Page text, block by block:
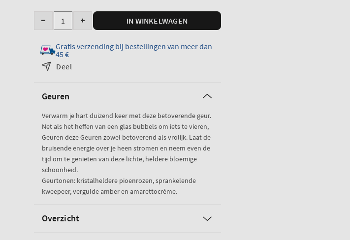
Hoeveelheid
Verminder
hoeveelheid
voor
A
Wishes
Fine
Geuren
Verhoog
hoeveelheid
Fine
Geuren
IN WINKELWAGEN
Gratis verzending bij bestellingen van meer dan
45 €
Deel
Geuren
Verwarm je hart duizend keer met deze betoverende geur.
Net als het heffen van een glas bubbels om iets te vieren,
Geuren deze Geuren zowel betoverend als vrolijk. Laat de
bruisende energie over je heen stromen en neem even de
tijd om te genieten van deze lichte, heldere bloemige
schoonheid.
Geurtonen: kristalheldere pioenrozen, sprankelende
kweepeer, vergulde amber en amarettocrème.
Overzicht